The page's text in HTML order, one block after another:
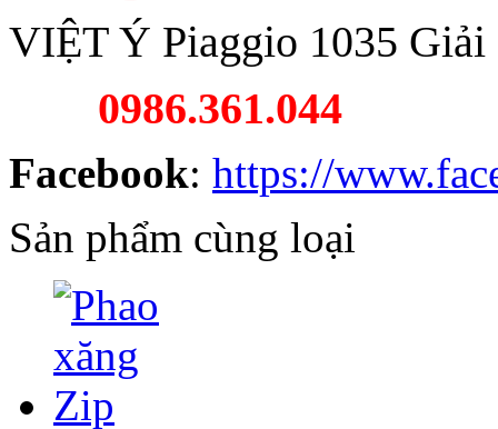
VIỆT Ý Piaggio 1035
0986.361.044
Facebook: https://
Sản phẩm cùng loại